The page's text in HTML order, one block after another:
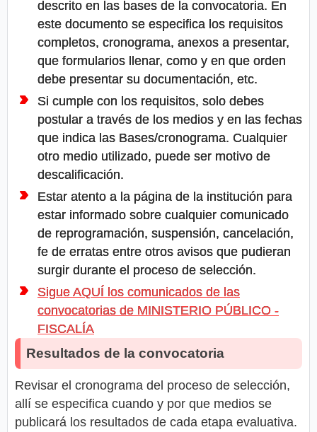
descrito en las bases de la convocatoria. En
este documento se especifica los requisitos
completos, cronograma, anexos a presentar,
que formularios llenar, como y en que orden
debe presentar su documentación, etc.
Si cumple con los requisitos, solo debes
postular a través de los medios y en las fechas
que indica las Bases/cronograma. Cualquier
otro medio utilizado, puede ser motivo de
descalificación.
Estar atento a la página de la institución para
estar informado sobre cualquier comunicado
de reprogramación, suspensión, cancelación,
fe de erratas entre otros avisos que pudieran
surgir durante el proceso de selección.
Sigue AQUÍ los comunicados de las
convocatorias de MINISTERIO PÚBLICO -
FISCALÍA
Resultados de la convocatoria
Revisar el cronograma del proceso de selección,
allí se especifica cuando y por que medios se
publicará los resultados de cada etapa evaluativa.